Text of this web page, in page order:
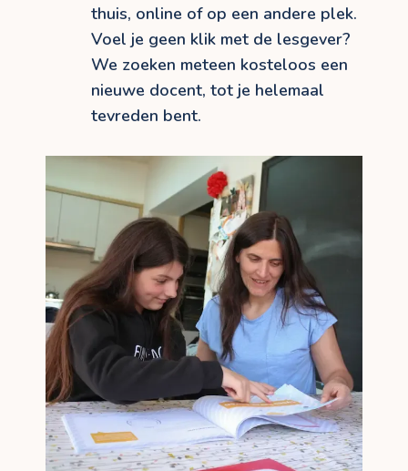
thuis, online of op een andere plek.
Voel je geen klik met de lesgever?
We zoeken meteen kosteloos een
nieuwe docent, tot je helemaal
tevreden bent.